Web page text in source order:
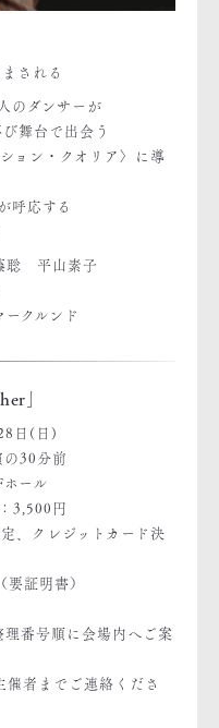
される
のダンサーが
舞台で出会う
ョン・クオリア〉に導
呼応する
聡 平山素子
クルンド
」
日(日)
30分前
ール
3,500円
レジットカード決
証明書）
番号順に会場内へご案
者までご連絡くださ